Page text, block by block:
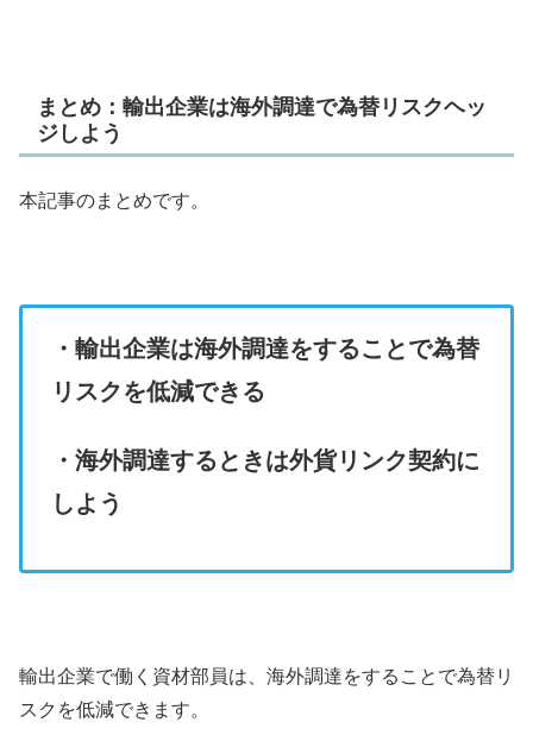
まとめ：輸出企業は海外調達で為替リスクヘッ
ジしよう
本記事のまとめです。
・輸出企業は海外調達をすることで為替
リスクを低減できる
・海外調達するときは外貨リンク契約に
しよう
輸出企業で働く資材部員は、海外調達をすることで為替リ
スクを低減できます。